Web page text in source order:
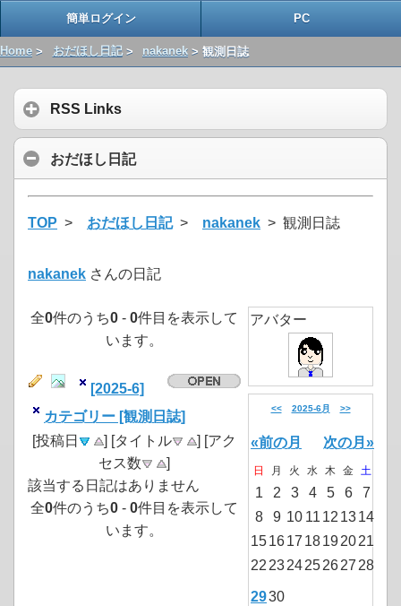
簡単ログイン PC
Home > おだほし日記> nakanek > 観測日誌
RSS Links
おだほし日記
TOP > おだほし日記> nakanek > 観測日誌
nakanek さんの日記
全0件のうち0 - 0件目を表示して
います。
[2025-6]
カテゴリー [観測日誌]
[投稿日
] [タイトル
] [アク
セス数
]
該当する日記はありません
全0件のうち0 - 0件目を表示して
います。
アバター
<< 2025-6月 >>
«前の月 次の月»
日 月 火 水 木 金 土
1 2 3 4 5 6
7
8
9 10 11 12 1314
151617 18192021
22 2324252627 28
2930